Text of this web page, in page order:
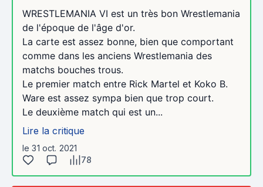
WRESTLEMANIA VI est un très bon Wrestlemania
de l'époque de l'âge d'or.
La carte est assez bonne, bien que comportant
comme dans les anciens Wrestlemania des
matchs bouches trous.
Le premier match entre Rick Martel et Koko B.
Ware est assez sympa bien que trop court.
Le deuxième match qui est un...
Lire la critique
le 31 oct. 2021
78